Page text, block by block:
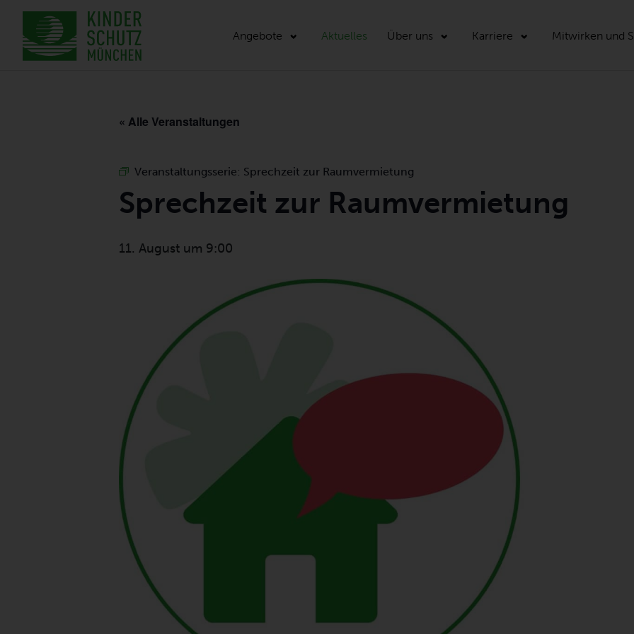
Angebote Aktuelles Über uns Karriere Mitwirken und
« Alle Veranstaltungen
Veranstaltungsserie: Sprechzeit zur Raumvermietung
Sprechzeit zur Raumvermietung
11. August um 9:00